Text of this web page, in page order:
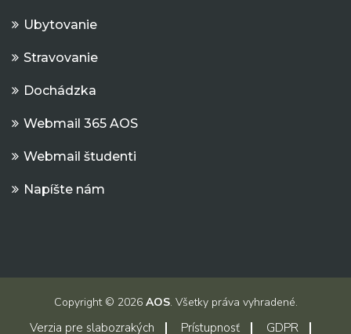
Ubytovanie
Stravovanie
Dochádzka
Webmail 365 AOS
Webmail študenti
Napíšte nám
Copyright © 2026 AOS. Všetky práva vyhradené.
Verzia pre slabozrakých Prístupnosť GDPR